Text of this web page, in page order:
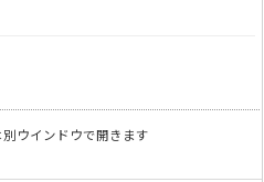
ウインドウで開きます